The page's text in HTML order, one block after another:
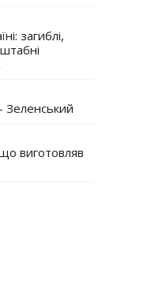
загиблі,
Зеленський
виготовляв